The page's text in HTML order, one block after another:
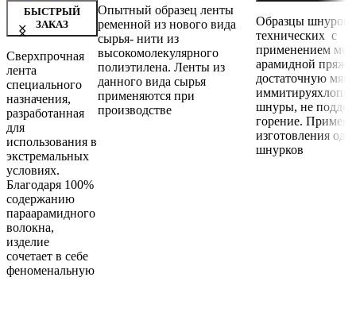
БЫСТРЫЙ
ЗАКАЗ
Сверхпрочная
лента
специального
назначения,
разработанная
для
использования в
экстремальных
условиях.
Благодаря 100%
содержанию
параарамидного
волокна,
изделие
сочетает в себе
феноменальную
Опытный образец ленты
ременной из нового вида
сырья- нити из
высокомолекулярного
полиэтилена. Ленты из
данного вида сырья
применяются при
производстве
Образцы шнуров
технических с
применением
арамидной
достаточную
шнуры, не
горение.
изготовления
шнурков